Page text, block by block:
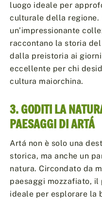
luogo ideale per
culturale della regione.
un’impressionante
raccontano la storia
dalla preistoria ai
eccellente per chi
cultura maiorchina.
3. GODITI LA
PAESAGGI DI ARTÁ
Artá non è solo una
storica, ma anche un
natura. Circondato da
paesaggi mozzafiato, il
ideale per esplorare la